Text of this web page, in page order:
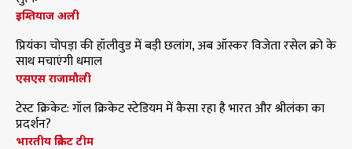
इम्तियाज अली
प्रियंका चोपड़ा की हॉलीवुड में बड़ी छलांग, अब ऑस्कर विजेता रसेल क्रो के
साथ मचाएंगी धमाल
एसएस राजामौली
टेस्ट क्रिकेट: गॉल क्रिकेट स्टेडियम में कैसा रहा है भारत और श्रीलंका का
प्रदर्शन?
भारतीय क्रिकेट टीम